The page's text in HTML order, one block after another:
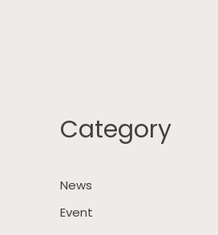
Category
News
Event